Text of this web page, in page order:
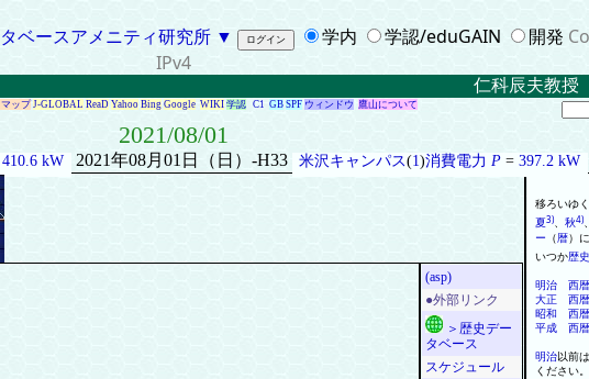
ベースアメニティ研究所 ▼ 学内 学認/eduGAIN 開発
IPv4
仁科辰夫教授
ップ J-GLOBAL ReaD Yahoo Bing Google WIKI 学認 C1 GB SPF ウィンドウ 鷹山について
2021/08/01
410.6 kW 2021年08月01日（日）-H33 米沢キャンパス(1)消費電力 P =397.2 kW
(asp)
●外部リンク
＞歴史デー
タベース
スケジュール
移ろいゆ
夏3)、 秋4)、
ー （暦） に
いつか歴史
明治
西暦
大正
西暦
昭和
西暦
平成
西暦
明治以前
ください。